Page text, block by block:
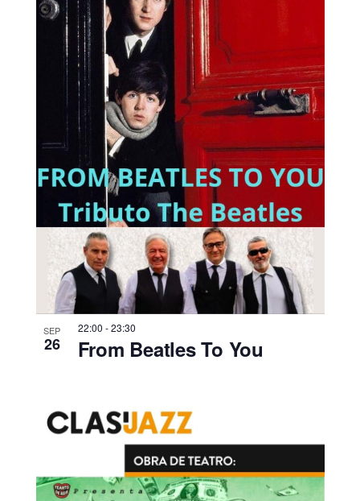
SEP
26
22:00 -23:30
From Beatles To You